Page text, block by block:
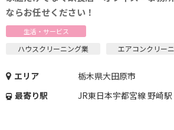
ならお任せください！
生活・サービス
ハウスクリーニング業 エアコンクリー
エリア
栃木県大田原市
最寄り駅
JR東日本宇都宮線 野崎